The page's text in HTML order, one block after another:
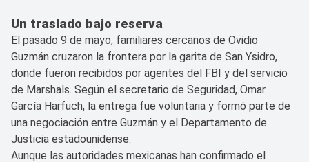
Un traslado bajo reserva
El pasado 9 de mayo, familiares cercanos de Ovidio
Guzmán cruzaron la frontera por la garita de San Ysidro,
donde fueron recibidos por agentes del FBI y del servicio
de Marshals. Según el secretario de Seguridad, Omar
García Harfuch, la entrega fue voluntaria y formó parte de
una negociación entre Guzmán y el Departamento de
Justicia estadounidense.
Aunque las autoridades mexicanas han confirmado el